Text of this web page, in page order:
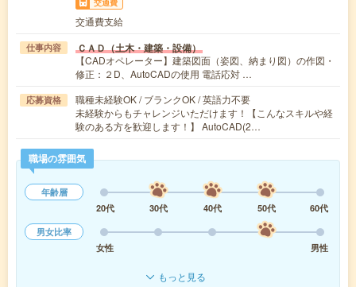
交通費
交通費支給
仕事内容 ＣＡＤ（土木・建築・設備）
【CADオペレーター】建築図面（姿図、納まり図）の作図・
修正：２D、AutoCADの使用 電話応対 …
応募資格
職種未経験OK / ブランクOK / 英語力不要
未経験からもチャレンジいただけます！【こんなスキルや経
験のある方を歓迎します！】 AutoCAD(2…
職場の雰囲気
年齢層
20代
30代 40代 50代
60代
男女比率
女性
男性
もっと見る